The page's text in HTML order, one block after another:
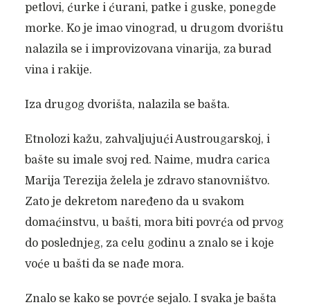
petlovi, ćurke i ćurani, patke i guske, ponegde
morke. Ko je imao vinograd, u drugom dvorištu
nalazila se i improvizovana vinarija, za burad
vina i rakije.
Iza drugog dvorišta, nalazila se bašta.
Etnolozi kažu, zahvaljujući Austrougarskoj, i
bašte su imale svoj red. Naime, mudra carica
Marija Terezija želela je zdravo stanovništvo.
Zato je dekretom naređeno da u svakom
domaćinstvu, u bašti, mora biti povrća od prvog
do poslednjeg, za celu godinu a znalo se i koje
voće u bašti da se nađe mora.
Znalo se kako se povrće sejalo. I svaka je bašta